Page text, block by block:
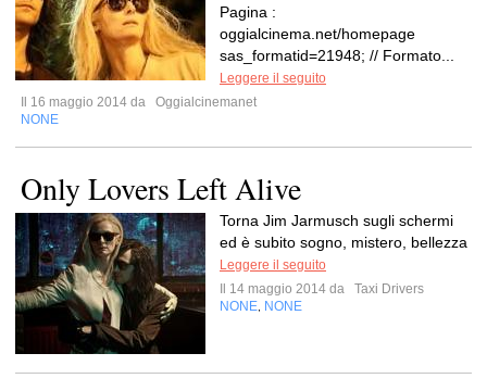
Pagina :
oggialcinema.net/homepage
sas_formatid=21948; // Formato...
Leggere il seguito
Il 16 maggio 2014 da
Oggialcinemanet
NONE
Only Lovers Left Alive
Torna Jim Jarmusch sugli schermi
ed è subito sogno, mistero, bellezza
Leggere il seguito
Il 14 maggio 2014 da
Taxi Drivers
NONE NONE